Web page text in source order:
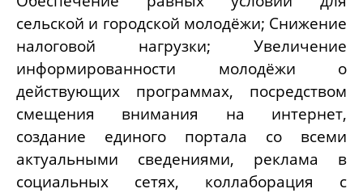
сельской и городской молодёжи; Снижение
налоговой нагрузки; Увеличение
информированности молодёжи о
действующих программах, посредством
смещения внимания на интернет,
создание единого портала со всеми
актуальными сведениями, реклама в
социальных сетях, коллаборация с